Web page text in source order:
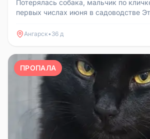
Потерялась собака, мальчик по
первых числах июня в садоводстве
Ангарск• 36 д
ПРОПАЛА